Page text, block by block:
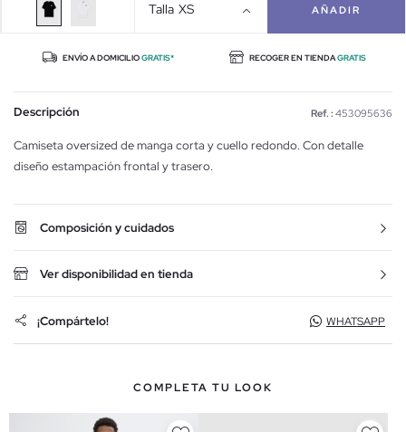
Talla XS AÑADIR
ENVÍO A DOMICILIOGRATIS* RECOGER EN TIENDAGRATIS
Descripción Ref. : 453095636
Camiseta oversized de manga corta y cuello redondo. Con detalle
diseño estampación frontal y trasero.
Composición y cuidados
Ver disponibilidad en tienda
¡Compártelo! WHATSAPP
COMPLETA TU LOOK